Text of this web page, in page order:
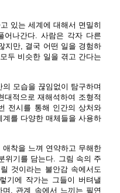
있는 세계에 대해서 면밀히
어나간다. 사람은 각자 다른
지만, 결국 어떤 일을 경험하
두 비슷한 일을 겪고 간다는
모습을 끊임없이 탐구하며
대적으로 재해석하여 조형적
전시를 통해 인간의 상처와
를 다양한 매체들을 사용하
착을 느껴 연약하고 무해한
위기를 담는다. 그림 속의 주
것이라는 불안감 속에서도
기에 작가는 그들이 버텨낼
, 관계 속에서 느끼는 필연